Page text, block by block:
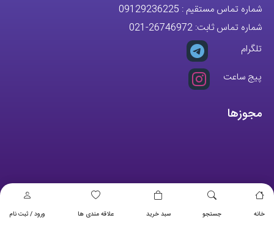
خانه جستجو سبد خرید علاقه مندی ها ورود / ثبت نام
شماره تماس مستقیم : 09129236225
شماره تماس ثابت: 26746972
-021
تلگرام
پیج ساعت
مجوزها